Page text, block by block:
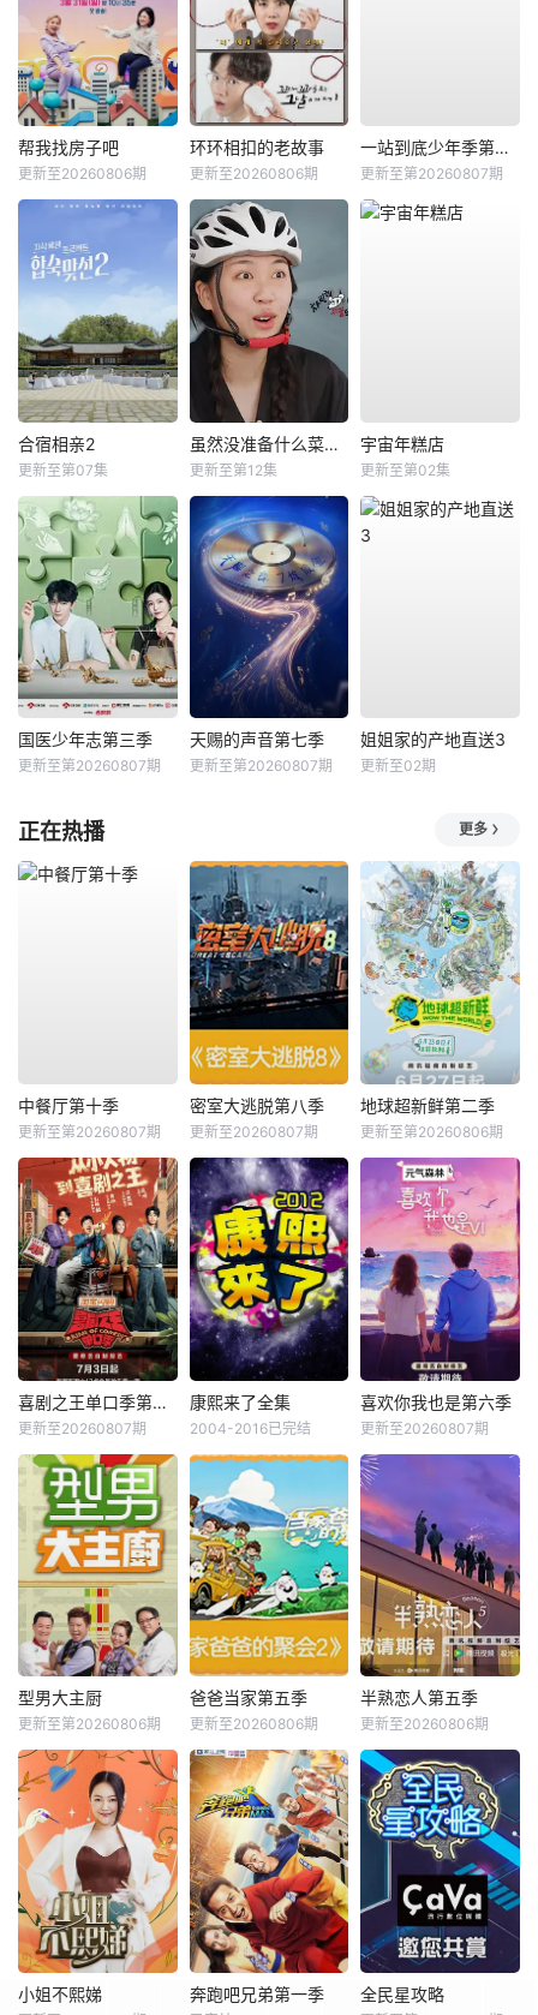
帮我找房子吧
更新至20260806期
环环相扣的老故事
更新至20260806期
一站到底少年季第二季
更新至第20260807期
合宿相亲2
更新至第07集
虽然没准备什么菜第四季
更新至第12集
宇宙年糕店
更新至第02集
国医少年志第三季
更新至第20260807期
天赐的声音第七季
更新至第20260807期
姐姐家的产地直送3
更新至02期
正在热播 更多
中餐厅第十季
更新至第20260807期
密室大逃脱第八季
更新至20260807期
地球超新鲜第二季
更新至第20260806期
喜剧之王单口季第三季
更新至20260807期
康熙来了全集
2004-2016已完结
喜欢你我也是第六季
更新至20260807期
型男大主厨
更新至第20260806期
爸爸当家第五季
更新至20260806期
半熟恋人第五季
更新至20260806期
小姐不熙娣 奔跑吧兄弟第一季 全民星攻略